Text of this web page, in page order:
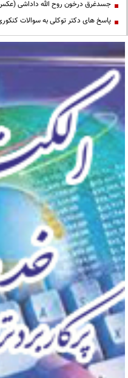
جسدغرق درخون روح الله داداشی
پاسخ های دکتر توکلی به سوالات